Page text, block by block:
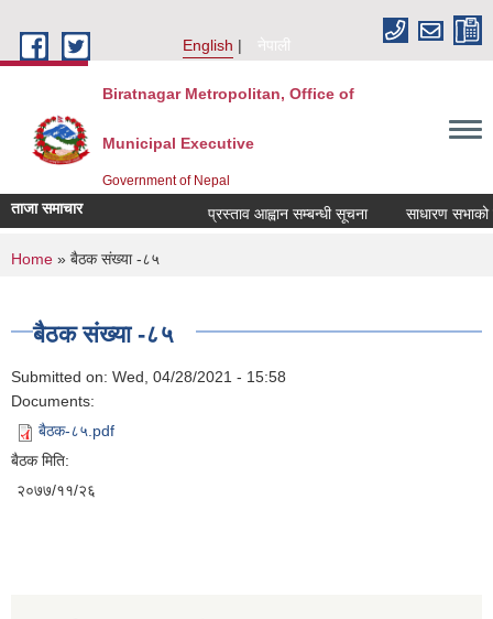
English
नेपाली
Biratnagar Metropolitan, Office of
Municipal Executive
Government of Nepal
ताजा समाचार प्रस्ताव आह्वान सम्बन्धी सूचना साधारण
You are here
Home » बैठक संख्या -८५
बैठक संख्या -८५
Submitted on: Wed, 04/28/2021 - 15:58
Documents:
बैठक-८५.pdf
बैठक मिति:
२०७७/११/२६